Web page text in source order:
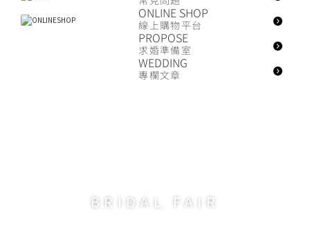
ONLINE SHOP
線上購物平台
PROPOSE
求婚準備室
WEDDING
專欄文章
BRIDAL FAIR